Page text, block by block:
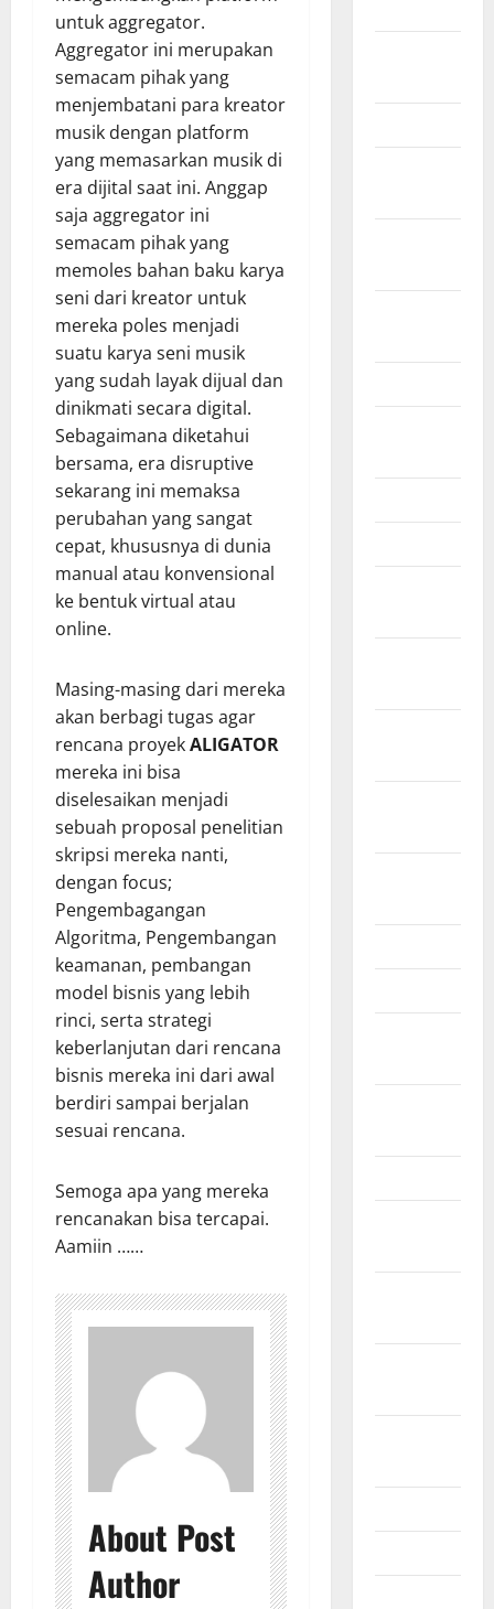
untuk aggregator.
Aggregator ini merupakan
semacam pihak yang
menjembatani para kreator
musik dengan platform
yang memasarkan musik di
era dijital saat ini. Anggap
saja aggregator ini
semacam pihak yang
memoles bahan baku karya
seni dari kreator untuk
mereka poles menjadi
suatu karya seni musik
yang sudah layak dijual dan
dinikmati secara digital.
Sebagaimana diketahui
bersama, era disruptive
sekarang ini memaksa
perubahan yang sangat
cepat, khususnya di dunia
manual atau konvensional
ke bentuk virtual atau
online.
Masing-masing dari mereka
akan berbagi tugas agar
rencana proyekALIGATOR
mereka ini bisa
diselesaikan menjadi
sebuah proposal penelitian
skripsi mereka nanti,
dengan focus;
Pengembagangan
Algoritma, Pengembangan
keamanan, pembangan
model bisnis yang lebih
rinci, serta strategi
keberlanjutan dari rencana
bisnis mereka ini dari awal
berdiri sampai berjalan
sesuai rencana.
Semoga apa yang mereka
rencanakan bisa tercapai.
Aamiin ……
About Post
Author